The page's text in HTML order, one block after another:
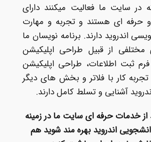
در سایت ما فعالیت میکنند دارای
حرفه ای هستند و تجربه و مهارت
اندروید دارند. برنامه نویسان ما
از قبیل طراحی اپلیکیشن
فرم ثبت اطلاعات، طراحی اپلیکیشن
کار با فلاتر و بخش های دیگر
آشنایی و تسلط کامل دارند.
خدمات حرفه ای سایت ما در زمینه
اندروید بهره مند شوید هم